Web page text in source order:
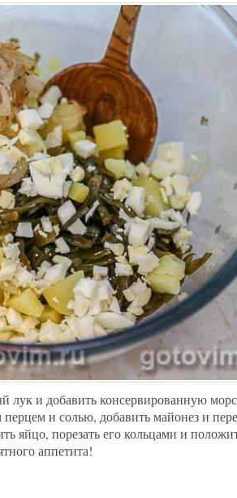
лук и добавить консервированную
и солью, добавить майонез и
яйцо, порезать его кольцами и
аппетита!